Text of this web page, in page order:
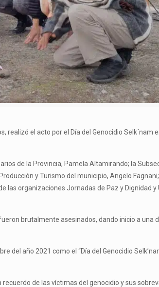
realizó el acto por el Día del Genocidio Selk´nam
de la Provincia, Pamela Altamirando; la
y Turismo del municipio, Angelo
las organizaciones Jornadas de Paz y Dignidad y
brutalmente asesinados, dando inicio a una
del año 2021 como el “Día del Genocidio
de las víctimas del genocidio y sus